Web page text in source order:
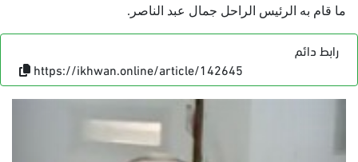
ما قام به الرئيس الراحل جمال عبد الناصر.
رابط دائم
https://ikhwan.online/article/142645